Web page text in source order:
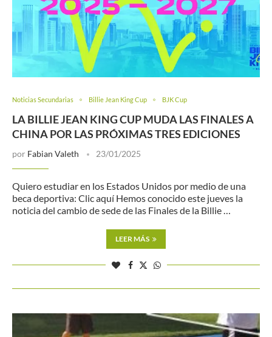
Noticias Secundarias Billie Jean King Cup BJK Cup
LA BILLIE JEAN KING CUP MUDA LAS FINALES A
CHINA POR LAS PRÓXIMAS TRES EDICIONES
por Fabian Valeth 23/01/2025
Quiero estudiar en los Estados Unidos por medio de una
beca deportiva: Clic aquí Hemos conocido este jueves la
noticia del cambio de sede de las Finales de la Billie …
LEER MÁS